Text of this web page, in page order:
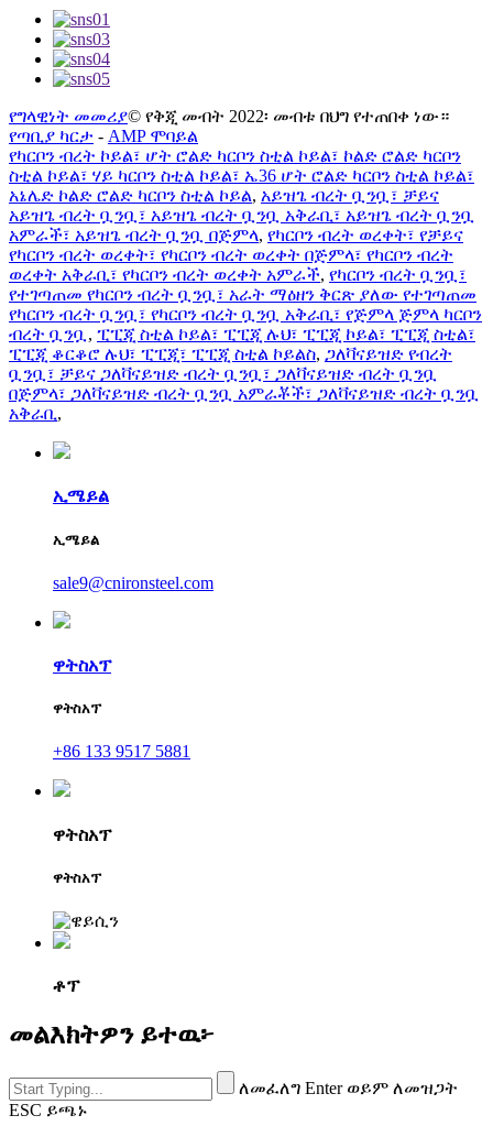
የግላዊነት መመሪያ© የቅጂ መብት 2022፡ መብቱ በህግ የተጠበቀ ነው።
የጣቢያ ካርታ - AMP ሞባይል
የካርቦን ብረት ኮይል፣ ሆት ሮልድ ካርቦን ስቲል ኮይል፣ ኮልድ ሮልድ ካርቦን
ስቲል ኮይል፣ ሃይ ካርቦን ስቲል ኮይል፣ ኤ36 ሆት ሮልድ ካርቦን ስቲል ኮይል፣
አኔሌድ ኮልድ ሮልድ ካርቦን ስቲል ኮይል, አይዝጌ ብረት ቧንቧ፣ ቻይና
አይዝጌ ብረት ቧንቧ፣ አይዝጌ ብረት ቧንቧ አቅራቢ፣ አይዝጌ ብረት ቧንቧ
አምራች፣ አይዝጌ ብረት ቧንቧ በጅምላ, የካርቦን ብረት ወረቀት፣ የቻይና
የካርቦን ብረት ወረቀት፣ የካርቦን ብረት ወረቀት በጅምላ፣ የካርቦን ብረት
ወረቀት አቅራቢ፣ የካርቦን ብረት ወረቀት አምራች, የካርቦን ብረት ቧንቧ፣
የተገጣጠመ የካርቦን ብረት ቧንቧ፣ አራት ማዕዘን ቅርጽ ያለው የተገጣጠመ
የካርቦን ብረት ቧንቧ፣ የካርቦን ብረት ቧንቧ አቅራቢ፣ የጅምላ ጅምላ ካርቦን
ብረት ቧንቧ , ፒፒጂ ስቲል ኮይል፣ ፒፒጂ ሉህ፣ ፒፒጂ ኮይል፣ ፒፒጂ ስቲል፣
ፒፒጂ ቆርቆሮ ሉህ፣ ፒፒጂ፣ ፒፒጂ ስቲል ኮይልስ, ጋለቫናይዝድ የብረት
ቧንቧ፣ ቻይና ጋለቫናይዝድ ብረት ቧንቧ፣ ጋለቫናይዝድ ብረት ቧንቧ
በጅምላ፣ ጋለቫናይዝድ ብረት ቧንቧ አምራቾች፣ ጋለቫናይዝድ ብረት ቧንቧ
አቅራቢ,
ኢሜይል
ኢሜይል
sale9@cnironsteel.com
ዋትስአፕ
ዋትስአፕ
+86 133 9517 5881
ዋትስአፕ
ዋትስአፕ
ቶፕ
መልእክትዎን ይተዉ፦
ለመፈለግ Enter ወይም ለመዝጋት
ESC ይጫኑ